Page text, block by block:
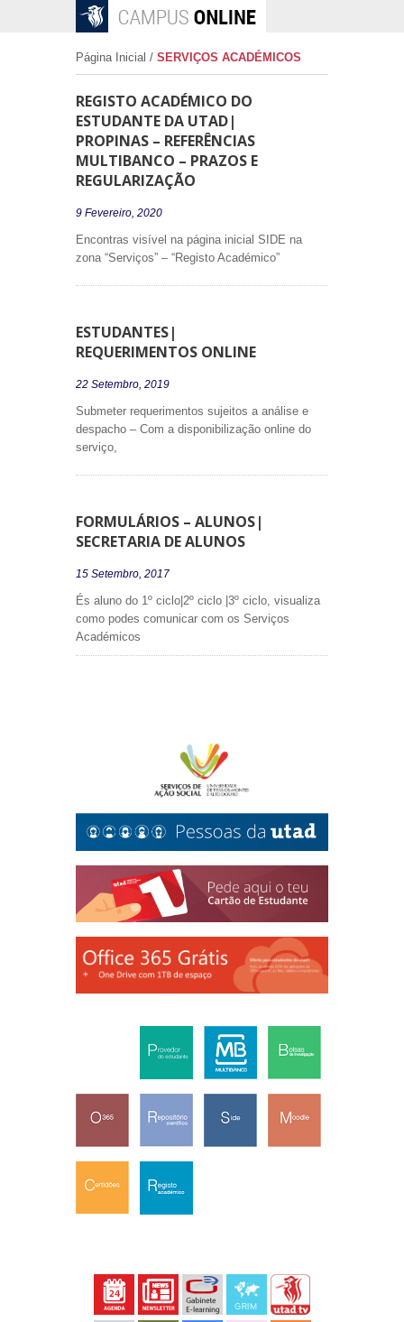
Página Inicial / SERVIÇOS ACADÉMICOS
REGISTO ACADÉMICO DO
ESTUDANTE DA UTAD|
PROPINAS – REFERÊNCIAS
MULTIBANCO – PRAZOS E
REGULARIZAÇÃO
9 Fevereiro, 2020
Encontras visível na página inicial SIDE na
zona “Serviços” – “Registo Académico”
ESTUDANTES|
REQUERIMENTOS ONLINE
22 Setembro, 2019
Submeter requerimentos sujeitos a análise e
despacho – Com a disponibilização online do
serviço,
FORMULÁRIOS – ALUNOS|
SECRETARIA DE ALUNOS
15 Setembro, 2017
És aluno do 1º ciclo|2º ciclo |3º ciclo, visualiza
como podes comunicar com os Serviços
Académicos